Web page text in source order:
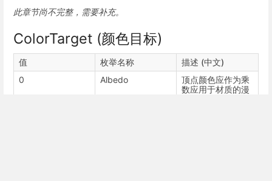
此章节尚不完整，需要补充。
ColorTarget (颜色目标)
值 枚举名称
描述 (中文)
0
Albedo
顶点颜色应作为乘
数应用于材质的漫